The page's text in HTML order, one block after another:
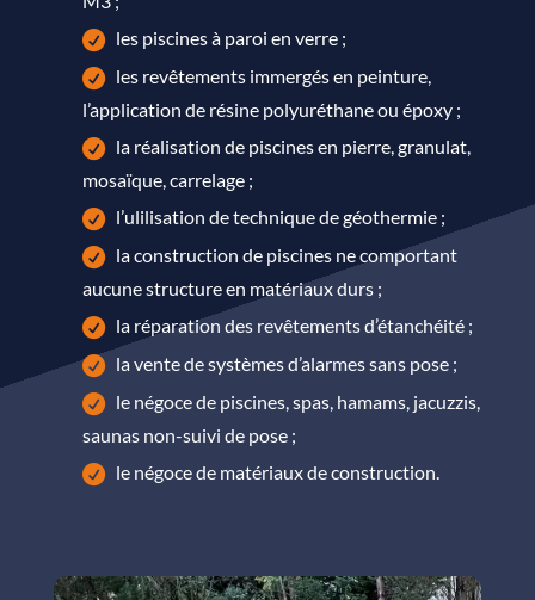
les piscines à paroi en verre ;
les revêtements immergés en peinture,
l’application de résine polyuréthane ou époxy ;
la réalisation de piscines en pierre, granulat,
mosaïque, carrelage ;
l’ulilisation de technique de géothermie ;
la construction de piscines ne comportant
aucune structure en matériaux durs ;
la réparation des revêtements d’étanchéité ;
la vente de systèmes d’alarmes sans pose ;
le négoce de piscines, spas, hamams, jacuzzis,
saunas non-suivi de pose ;
le négoce de matériaux de construction.